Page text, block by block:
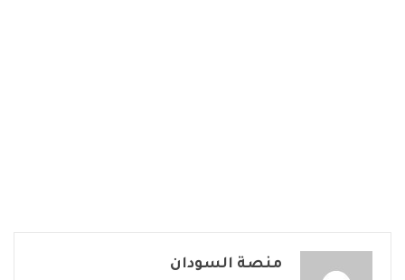
منصة السودان